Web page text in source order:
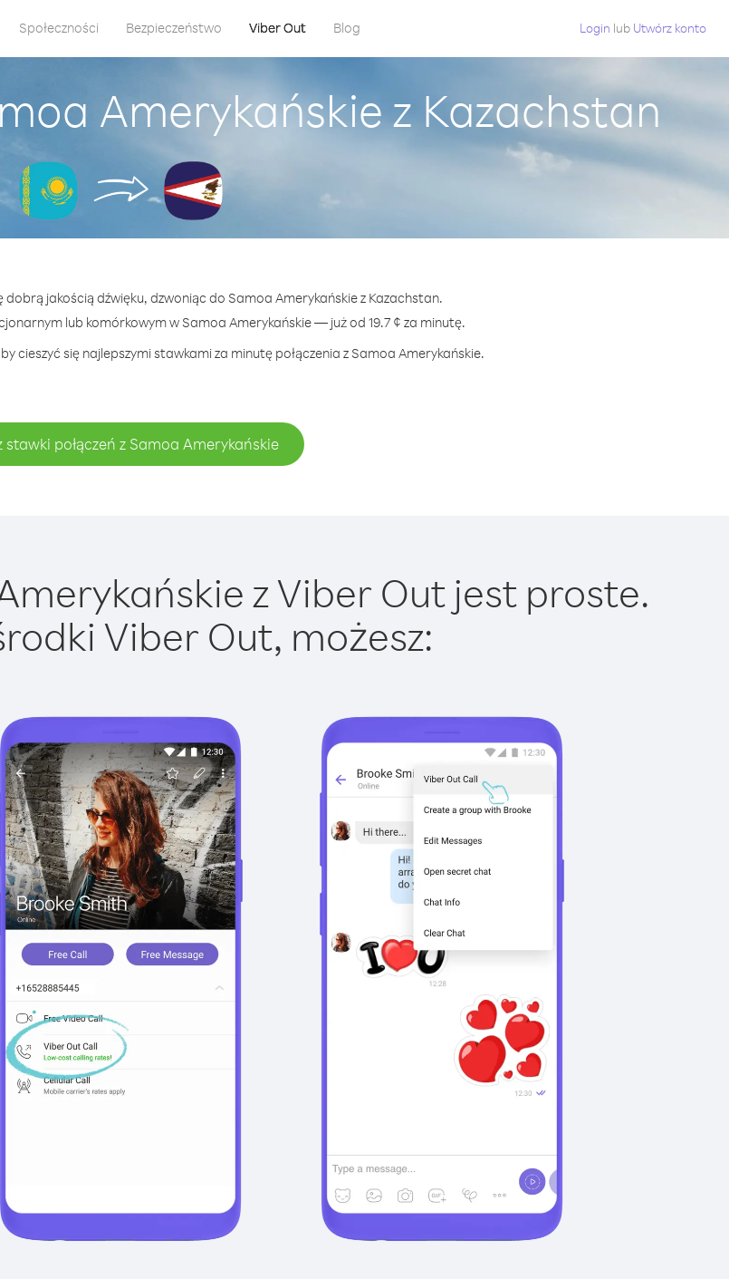
Społeczności Bezpieczeństwo Viber Out Blog Login lub Utwórz konto
Amerykańskie z Kazachstan
dobrą jakością dźwięku, dzwoniąc do Samoa Amerykańskie z Kazachstan.
lub komórkowym w Samoa Amerykańskie — już od 19.7 ¢ za minutę.
cieszyć się najlepszymi stawkami za minutę połączenia z Samoa Amerykańskie.
stawki połączeń z Samoa Amerykańskie
z Viber Out jest proste.
Viber Out, możesz: